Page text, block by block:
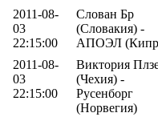
2011-08-
03
22:15:00
Слован Бр
(Словакия) -
АПОЭЛ
2011-08-
03
22:15:00
Виктория
(Чехия) -
Русенборг
(Норвегия)